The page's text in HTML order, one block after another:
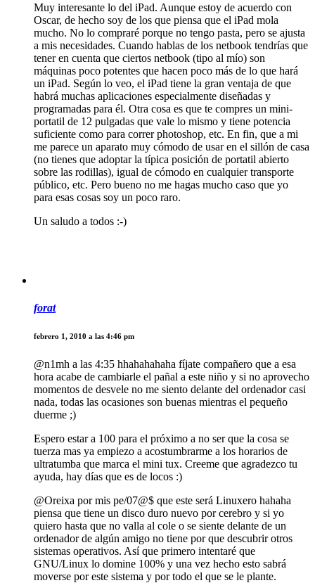
Muy interesante lo del iPad. Aunque estoy de acuerdo con
Oscar, de hecho soy de los que piensa que el iPad mola
mucho. No lo compraré porque no tengo pasta, pero se ajusta
a mis necesidades. Cuando hablas de los netbook tendrías que
tener en cuenta que ciertos netbook (tipo al mío) son
máquinas poco potentes que hacen poco más de lo que hará
un iPad. Según lo veo, el iPad tiene la gran ventaja de que
habrá muchas aplicaciones especialmente diseñadas y
programadas para él. Otra cosa es que te compres un mini-
portatil de 12 pulgadas que vale lo mismo y tiene potencia
suficiente como para correr photoshop, etc. En fin, que a mi
me parece un aparato muy cómodo de usar en el sillón de casa
(no tienes que adoptar la típica posición de portatil abierto
sobre las rodillas), igual de cómodo en cualquier transporte
público, etc. Pero bueno no me hagas mucho caso que yo
para esas cosas soy un poco raro.
Un saludo a todos :-)
forat
febrero 1, 2010 a las 4:46 pm
@n1mh a las 4:35 hhahahahaha fíjate compañero que a esa
hora acabe de cambiarle el pañal a este niño y si no aprovecho
momentos de desvele no me siento delante del ordenador casi
nada, todas las ocasiones son buenas mientras el pequeño
duerme ;)
Espero estar a 100 para el próximo a no ser que la cosa se
tuerza mas ya empiezo a acostumbrarme a los horarios de
ultratumba que marca el mini tux. Creeme que agradezco tu
ayuda, hay días que es de locos :)
@Oreixa por mis pe/07@$ que este será Linuxero hahaha
piensa que tiene un disco duro nuevo por cerebro y si yo
quiero hasta que no valla al cole o se siente delante de un
ordenador de algún amigo no tiene por que descubrir otros
sistemas operativos. Así que primero intentaré que
GNU/Linux lo domine 100% y una vez hecho esto sabrá
moverse por este sistema y por todo el que se le plante.